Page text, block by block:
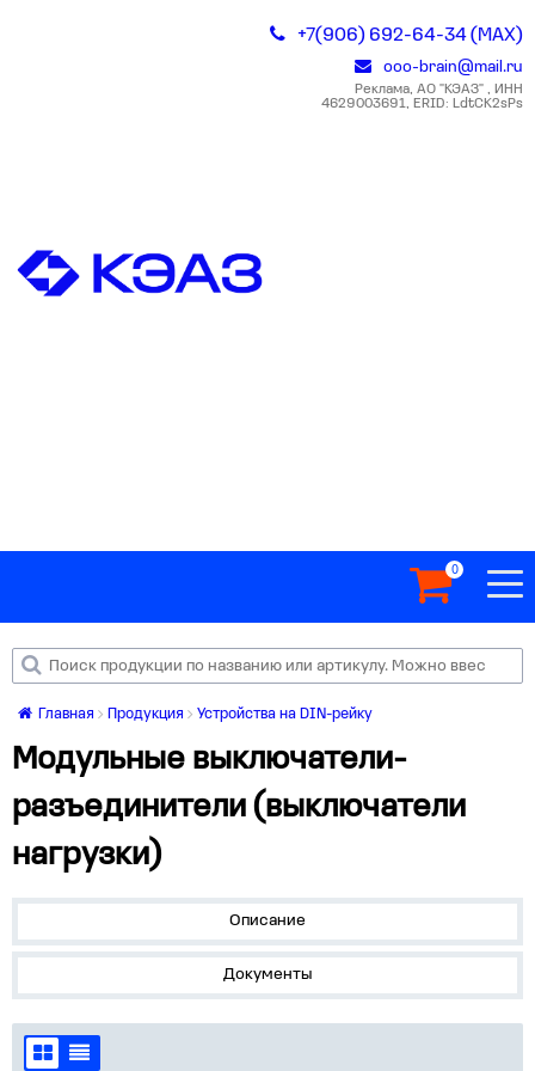
+7(906) 692-64-34 (MAX)
ooo-brain@mail.ru
Реклама, АО "КЭАЗ" , ИНН
4629003691, ERID: LdtCK2sPs
0
Главная Продукция Устройства на DIN-рейку
Модульные выключатели-
разъединители (выключатели
нагрузки)
Описание
Документы